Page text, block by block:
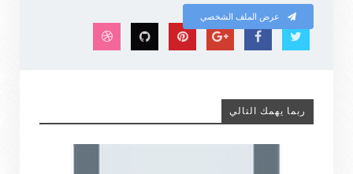
عرض الملف الشخصي
ربما يهمك التالي